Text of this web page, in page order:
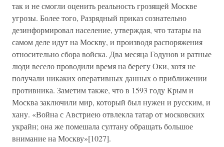
так и не смогли оценить реальность грозящей Москве
угрозы. Более того, Разрядный приказ сознательно
дезинформировал население, утверждая, что татары на
самом деле идут на Москву, и производя распоряжения
относительно сбора войска. Два месяца Годунов и ратные
люди весело проводили время на берегу Оки, хотя не
получали никаких оперативных данных о приближении
противника. Заметим также, что в 1593 году Крым и
Москва заключили мир, который был нужен и русским, и
хану. «Война с Австриею отвлекла татар от московских
украйн; она же помешала султану обращать большое
внимание на Москву»[1027].